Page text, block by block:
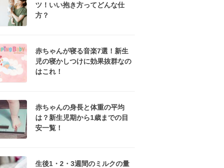
ツ！いい抱き方ってどんな仕
方？
赤ちゃんが寝る音楽7選！新生
児の寝かしつけに効果抜群なの
はこれ！
赤ちゃんの身長と体重の平均
は？新生児期から1歳までの目
安一覧！
生後1・2・3週間のミルクの量